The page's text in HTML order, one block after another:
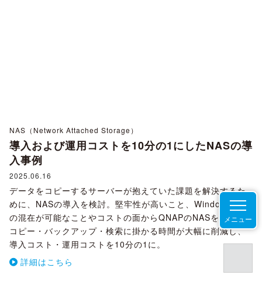
メニュー
NAS（Network Attached Storage）
導入および運用コストを10分の1にしたNASの導
入事例
2025.06.16
データをコピーするサーバーが抱えていた課題を解決するた
めに、NASの導入を検討。堅牢性が高いこと、Windows/Mac
の混在が可能なことやコストの面からQNAPのNASを導入。
コピー・バックアップ・検索に掛かる時間が大幅に削減し、
導入コスト・運用コストを10分の1に。
詳細はこちら